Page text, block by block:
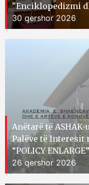
"Enciklopedizmi
30 qershor 2026
Anëtarë të
Palëve të
“POLICY ENLARGE”
26 qershor 2026